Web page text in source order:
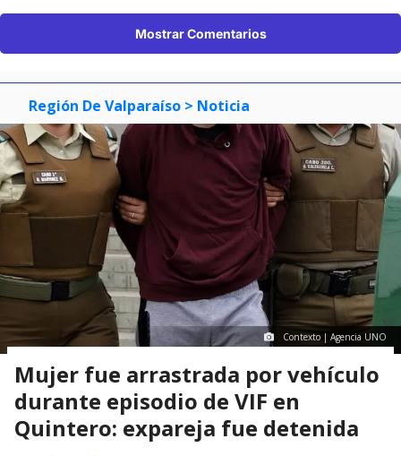
Mostrar Comentarios
Región De Valparaíso > Noticia
Contexto | Agencia UNO
Mujer fue arrastrada por vehículo
durante episodio de VIF en
Quintero: expareja fue detenida